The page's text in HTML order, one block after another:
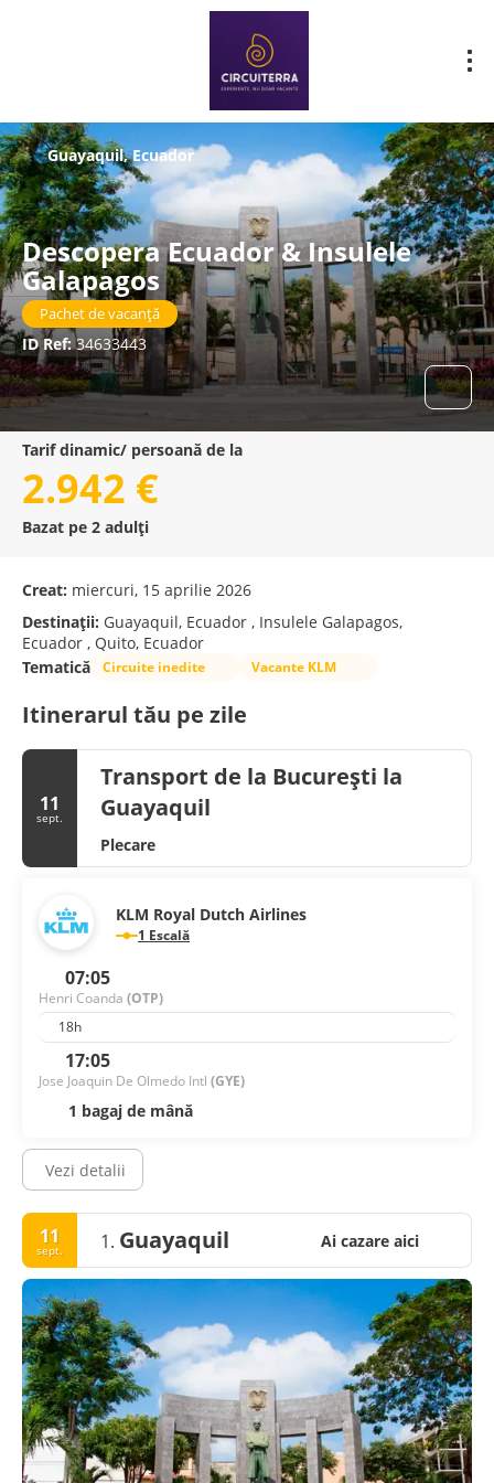
Descopera Ecuador & Insulele
Galapagos
Pachet de vacanță
ID Ref:34633443
Guayaquil, Ecuador
Tarif dinamic/ persoană de la
2.942 €
Bazat pe 2 adulți
Creat: miercuri, 15 aprilie 2026
Destinații: Guayaquil, Ecuador , Insulele Galapagos,
Ecuador , Quito, Ecuador
Tematică
Circuite inedite Vacante KLM
Itinerarul tău pe zile
11
sept.
Transport de la București la
Guayaquil
Plecare
KLM Royal Dutch Airlines
1 Escală
07:05
Henri Coanda (OTP)
18h
17:05
Jose Joaquin De Olmedo Intl (GYE)
1 bagaj de mână
Vezi detalii
11
sept. 1. Guayaquil Ai cazare aici